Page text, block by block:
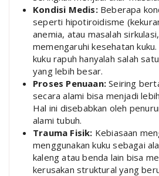
Kondisi Medis:Beberapa
seperti hipotiroidisme
anemia, atau masalah
memengaruhi kesehatan
kuku rapuh hanyalah salah
yang lebih besar.
Proses Penuaan: Seiring
secara alami bisa menjadi
Hal ini disebabkan oleh
alami tubuh.
Trauma Fisik: Kebiasaan
menggunakan kuku sebagai
kaleng atau benda lain bisa
kerusakan struktural yang